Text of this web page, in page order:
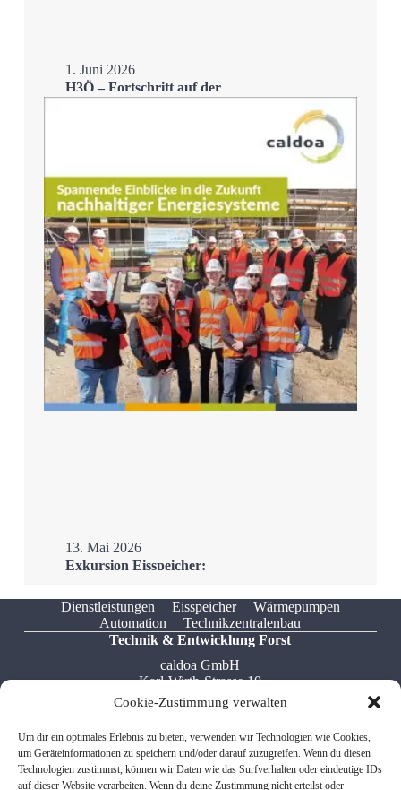
Cookie-Zustimmung verwalten
Um dir ein optimales Erlebnis zu bieten, verwenden wir Technologien wie Cookies,
um Geräteinformationen zu speichern und/oder darauf zuzugreifen. Wenn du diesen
Technologien zustimmst, können wir Daten wie das Surfverhalten oder eindeutige IDs
auf dieser Website verarbeiten. Wenn du deine Zustimmung nicht erteilst oder
1. Juni 2026
H3Ö – Fortschritt auf der
13. Mai 2026
Exkursion Eisspeicher:
Besuch im H3Ö
Mehr
Dienstleistungen Eisspeicher
Wärmepumpen
Automation
Technikzentralenbau
Technik & Entwicklung Forst
caldoa GmbH
Karl-Wirth-Strasse 10
76694 Forst
Tel: +49 7251 / 322 549 5
Fax: +49 7541 / 599 767 8
Email: info[at]caldoa.de